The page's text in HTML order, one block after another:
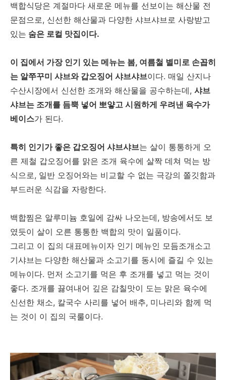
백합식당은 계절마다 새로운 메뉴를 선보이는 해산물 전
문점으로, 신선한 해산물과 다양한 샤브샤브로 사랑받고
있는 숨은 로컬 맛집이다.
이 집에서 가장 인기 있는 메뉴는 봄, 여름철 별미로 손꼽히
는 알쭈꾸미 샤브와 갑오징어 샤브샤브이다. 매일 산지나
수산시장에서 신선한 조개와 해산물을 공수하는데, 샤브
샤브는 조개를 듬뿍 넣어 뽀얗고 시원하게 우려낸 육수가
베이스가 된다.
특히 인기가 좋은 갑오징어 샤브샤브는 살이 통통하게 오
른 제철 갑오징어를 맑은 조개 육수에 살짝 데쳐 먹는 방
식으로, 일반 오징어와는 비교할 수 없는 극강의 쫄깃함과
부드러운 식감을 자랑한다.
백합찜은 알루미늄 호일에 감싸 나오는데, 방송에서도 보
였듯이 살이 오른 통통한 백합의 맛이 일품이다.
그리고 이 집의 대표메뉴이자 인기 메뉴인 모듬조개소고
기샤브는 다양한 해산물과 소고기를 동시에 즐길 수 있는
메뉴이다. 먼저 소고기를 먹은 후 조개를 넣고 먹는 것이
좋다. 조개를 끓여내어 깊은 감칠맛이 도는 맑은 육수에
신선한 채소, 칼국수 사리를 넣어 배추, 미나리와 함께 먹
는 것이 이 집의 국룰이다.